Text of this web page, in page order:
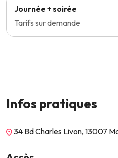
Journée + soirée
Tarifs sur demande
Infos pratiques
34 Bd Charles Livon, 13007